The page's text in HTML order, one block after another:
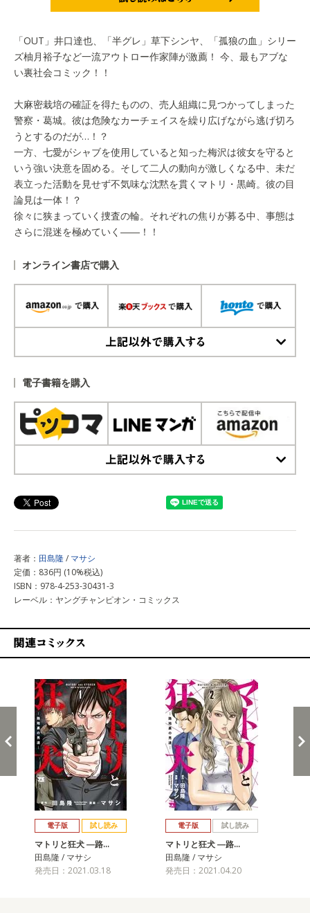
「OUT」井口達也、「半グレ」草下シンヤ、「孤狼の血」シリー
ズ柚月裕子など一流アウトロー作家陣が激薦！ 今、最もアブな
い裏社会コミック！！
大麻密栽培の確証を得たものの、売人組織に見つかってしまった
警察・葛城。彼は危険なカーチェイスを繰り広げながら逃げ切ろ
うとするのだが…！？
一方、七愛がシャブを使用していると知った梅沢は彼女を守ると
いう強い決意を固める。そして二人の動向が激しくなる中、未だ
表立った活動を見せず不気味な沈黙を貫くマトリ・黒崎。彼の目
論見は一体！？
徐々に狭まっていく捜査の輪。それぞれの焦りが募る中、事態は
さらに混迷を極めていく――！！
オンライン書店で購入
電子書籍を購入
著者： 田島隆/ マサシ
定価：836円 (10%税込)
ISBN：978-4-253-30431-3
レーベル：ヤングチャンピオン・コミックス
電子版 試し読み
マトリと狂犬 ―路…
田島隆 / マサシ
発売日：2021.03.18
電子版 試し読み
マトリと狂犬 ―路…
田島隆 / マサシ
発売日：2021.04.20